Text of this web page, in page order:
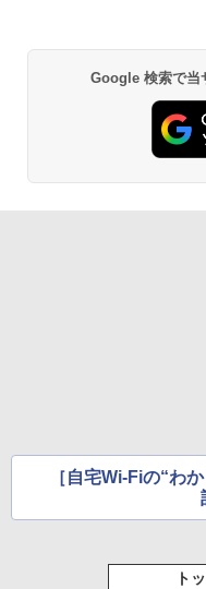
Google 検索で当
［自宅Wi-Fiの“わ
ト